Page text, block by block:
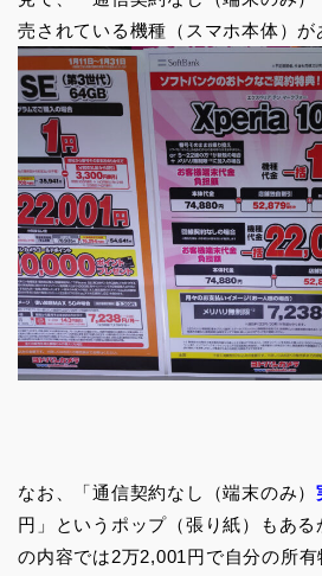
売されている機種（スマホ本体）が
なお、「通信契約なし（端末のみ）
円」というポップ（張り紙）もある
の内容では2万2,001円で自分の所